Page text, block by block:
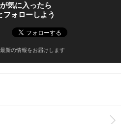
気に入ったら
フォローしよう
新の情報をお届けします